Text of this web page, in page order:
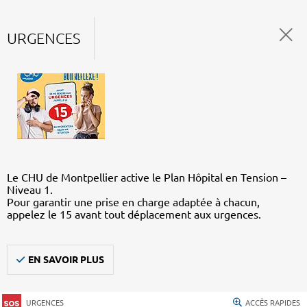
URGENCES
Le CHU de Montpellier active le Plan Hôpital en Tension –
Niveau 1.
Pour garantir une prise en charge adaptée à chacun,
appelez le 15 avant tout déplacement aux urgences.
EN SAVOIR PLUS
URGENCES ACCÈS RAPIDES